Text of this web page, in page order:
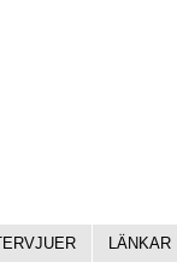
LÄNKAR